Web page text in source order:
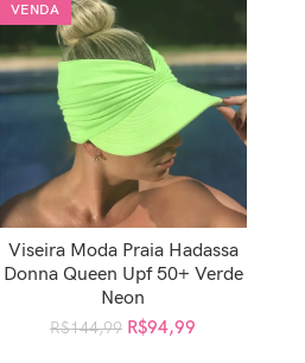
VENDA
ADICIONAR AO CARRINHO
Viseira Moda Praia Hadassa
Donna Queen Upf 50+ Verde
Neon
R$144,99 R$94,99